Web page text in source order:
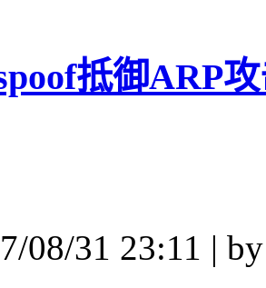
抵御ARP
08/31 23:11 |